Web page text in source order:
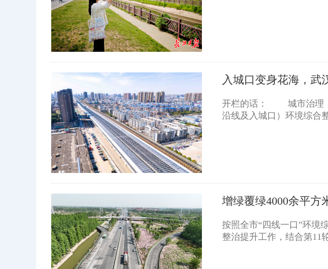
入城口变身花海，武
开栏的话： 城市治理，
沿线及入城口）环境综合
增绿覆绿4000余平方
按照全市“四线一口”环境
整治提升工作，结合第11